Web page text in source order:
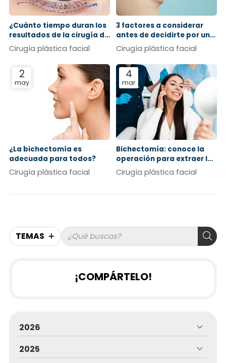
TEMAS
¿Cuánto tiempo duran los
resultados de la cirugía de
párpados?
Cirugía plástica facial
3 factores a considerar
antes de decidirte por una
rinoplastia
Cirugía plástica facial
2
may
¿La bichectomía es
adecuada para todos?
Cirugía plástica facial
4
mar
Bichectomía: conoce la
operación para extraer las
bolas de Bichat
Cirugía plástica facial
¡COMPÁRTELO!
2026
2025